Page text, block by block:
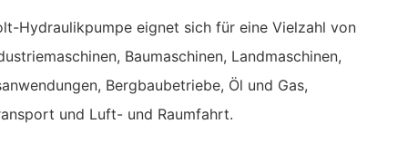
Hydraulikpumpe eignet sich für eine Vielzahl von
Baumaschinen, Landmaschinen,
Bergbaubetriebe, Öl und Gas,
und Luft- und Raumfahrt.